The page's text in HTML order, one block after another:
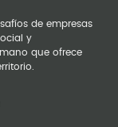
de empresas
y
que ofrece